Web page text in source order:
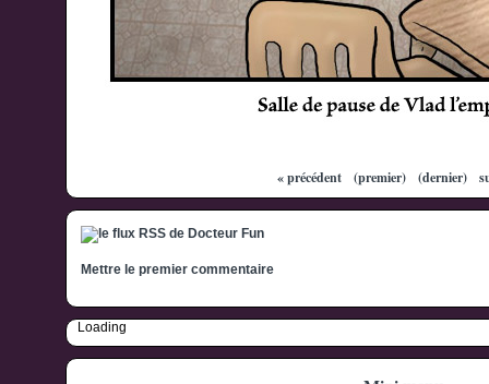
« précédent (premier) (dernier)
Mettre le premier commentaire
Loading